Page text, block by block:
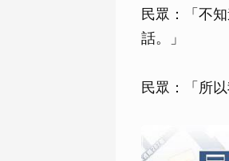
民眾：「不
話。」
民眾：「所